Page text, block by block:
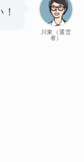
川東（運営
者）